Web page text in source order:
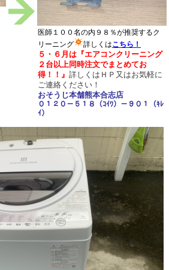
医師１００名の内９８％が推奨するク
リーニング
詳しくはこちら！
５・６月は 『エアコンクリーニング
２台以上同時注文でまとめてお
得！！ 』 詳しくはＨＰ又はお気軽に
ご連絡ください！
おそうじ本舗熊本合志店
０１２０－５１８（ｺｲﾜ）－９０１（ｷﾚ
ｲ）